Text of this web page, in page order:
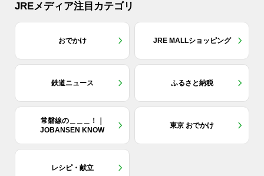
JREメディア注目カテゴリ
おでかけ JRE MALLショッピング
鉄道ニュース ふるさと納税
常磐線の＿＿＿！｜
JOBANSEN KNOW
東京 おでかけ
レシピ・献立